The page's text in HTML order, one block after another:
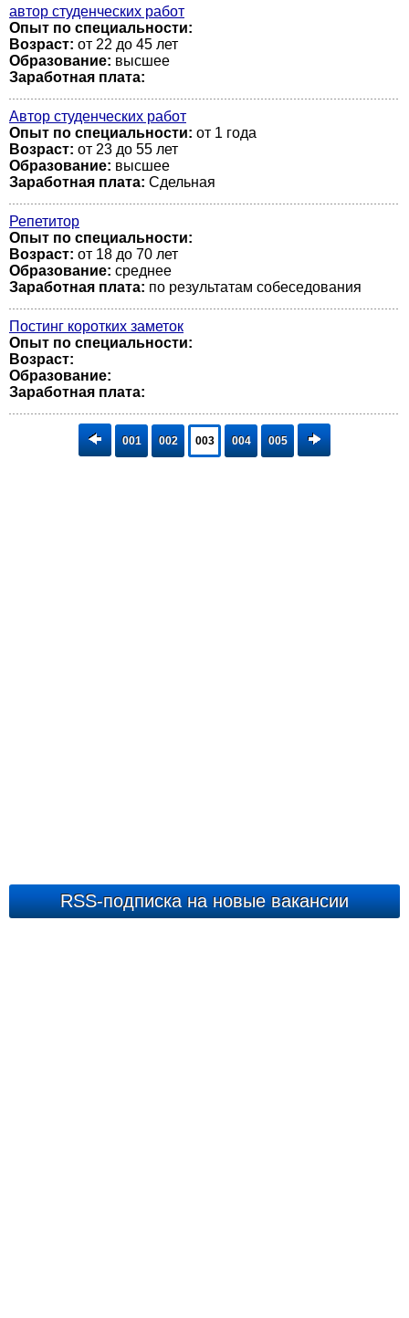
автор студенческих работ
Опыт по специальности:
Возраст: от 22 до 45 лет
Образование: высшее
Заработная плата:
Автор студенческих работ
Опыт по специальности: от 1 года
Возраст: от 23 до 55 лет
Образование: высшее
Заработная плата: Сдельная
Репетитор
Опыт по специальности:
Возраст: от 18 до 70 лет
Образование: среднее
Заработная плата: по результатам собеседования
Постинг коротких заметок
Опыт по специальности:
Возраст:
Образование:
Заработная плата:
001 002 003 004 005
RSS-подписка на новые вакансии